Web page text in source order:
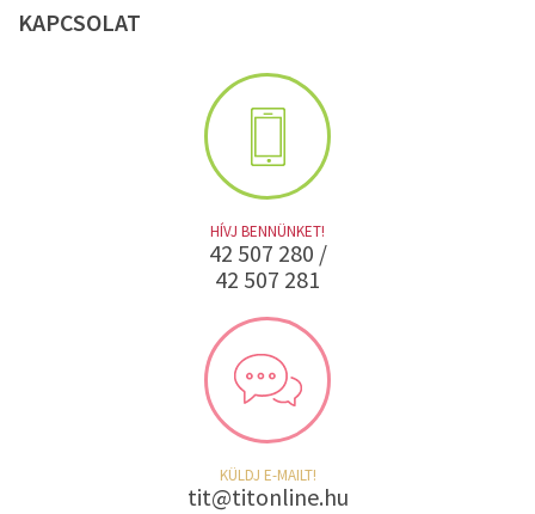
KAPCSOLAT
HÍVJ BENNÜNKET!
42 507 280 /
42 507 281
KÜLDJ E-MAILT!
tit@titonline.hu